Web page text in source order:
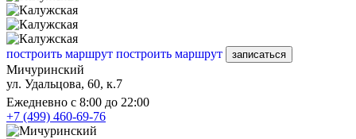
построить маршрут построить маршрут записаться
Мичуринский
ул. Удальцова, 60, к.7
Ежедневно с 8:00 до 22:00
+7 (499) 460-69-76